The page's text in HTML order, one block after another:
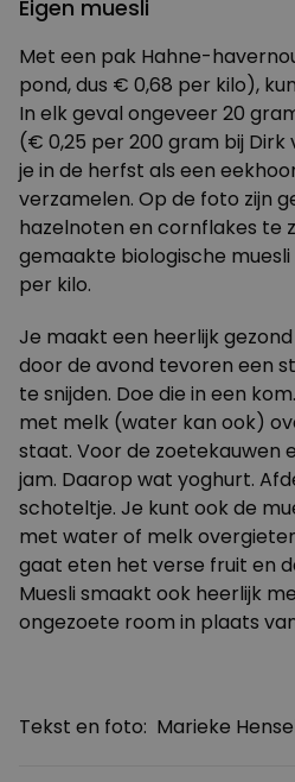
Eigen muesli
Met een pak Hahne-
pond, dus € 0,68 per kilo),
In elk geval ongeveer 20
(€ 0,25 per 200 gram bij
je in de herfst als een
verzamelen. Op de foto zijn
hazelnoten en cornflakes te
gemaakte biologische
per kilo.
Je maakt een heerlijk
door de avond tevoren een
te snijden. Doe die in een
met melk (water kan ook)
staat. Voor de zoetekauwen
jam. Daarop wat yoghurt.
schoteltje. Je kunt ook de
met water of melk
gaat eten het verse fruit en
Muesli smaakt ook heerlijk
ongezoete room in plaats
Tekst en foto: Marieke